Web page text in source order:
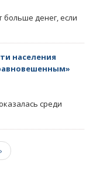
больше денег, если
населения
среди